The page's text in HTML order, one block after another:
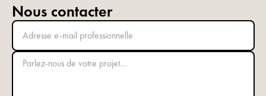
Nous contacter